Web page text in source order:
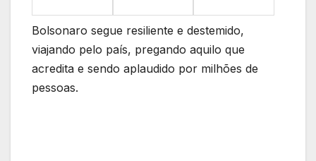
Bolsonaro segue resiliente e destemido,
viajando pelo país, pregando aquilo que
acredita e sendo aplaudido por milhões de
pessoas.